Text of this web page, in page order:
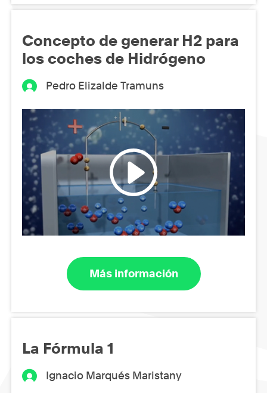
Concepto de generar H2 para
los coches de Hidrógeno
Pedro Elizalde Tramuns
Más información
La Fórmula 1
Ignacio Marqués Maristany